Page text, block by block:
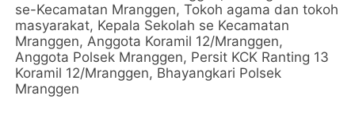
se-Kecamatan Mranggen, Tokoh agama dan tokoh
masyarakat, Kepala Sekolah se Kecamatan
Mranggen, Anggota Koramil 12/Mranggen,
Anggota Polsek Mranggen, Persit KCK Ranting 13
Koramil 12/Mranggen, Bhayangkari Polsek
Mranggen